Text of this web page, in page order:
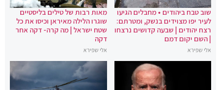
שוב טבח ביהודים • מחבלים הגיעו
לעיר יפו מצוידים בנשק, ומטרתם:
רצח יהודים | שבעה קדושים נרצחו
| השם יקום דמם
אלי שפירא
מאות רבות של טילים בליסטיים
שוגרו הלילה מאיראן וכיסו את כל
שטח ישראל | מה קרה- דקה אחר
דקה
אלי שפירא